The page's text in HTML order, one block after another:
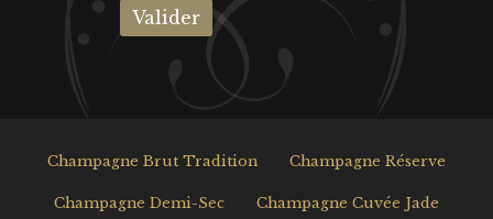
Champagne Brut Tradition Champagne Réserve
Champagne Demi-Sec Champagne Cuvée Jade